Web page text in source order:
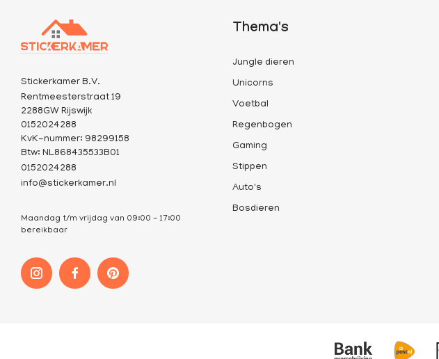
Stickerkamer B.V.
Rentmeesterstraat 19
2288GW Rijswijk
0152024288
KvK-nummer: 98299158
Btw: NL868435533B01
0152024288
info@stickerkamer.nl
Maandag t/m vrijdag van 09:00 - 17:00
bereikbaar
Thema's
Jungle dieren
Unicorns
Voetbal
Regenbogen
Gaming
Stippen
Auto's
Bosdieren